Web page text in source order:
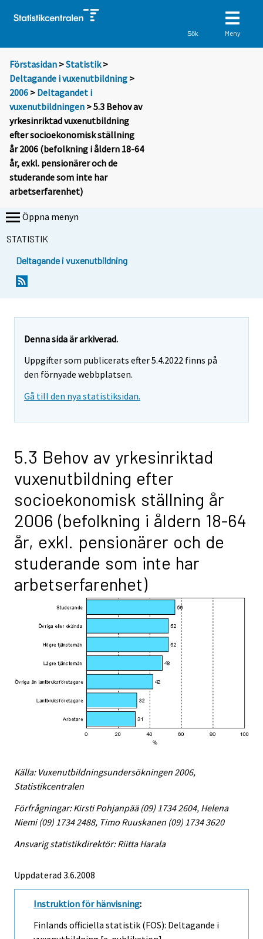
Sök Meny
Förstasidan >Statistik >
Deltagande i vuxenutbildning >
2006 > Deltagandet i
vuxenutbildningen > 5.3 Behov av
yrkesinriktad vuxenutbildning
efter socioekonomisk ställning
år 2006 (befolkning i åldern 18-64
år, exkl. pensionärer och de
studerande som inte har
arbetserfarenhet)
Öppna menyn
STATISTIK
Deltagande i vuxenutbildning
Denna sida är arkiverad.
Uppgifter som publicerats efter 5.4.2022 finns på
den förnyade webbplatsen.
Gå till den nya statistiksidan.
5.3 Behov av yrkesinriktad
vuxenutbildning efter
socioekonomisk ställning år
2006 (befolkning i åldern 18-64
år, exkl. pensionärer och de
studerande som inte har
arbetserfarenhet)
Källa: Vuxenutbildningsundersökningen 2006,
Statistikcentralen
Förfrågningar: Kirsti Pohjanpää (09) 1734 2604, Helena
Niemi (09) 1734 2488, Timo Ruuskanen (09) 1734 3620
Ansvarig statistikdirektör: Riitta Harala
Uppdaterad 3.6.2008
Instruktion för hänvisning:
Finlands officiella statistik (FOS): Deltagande i